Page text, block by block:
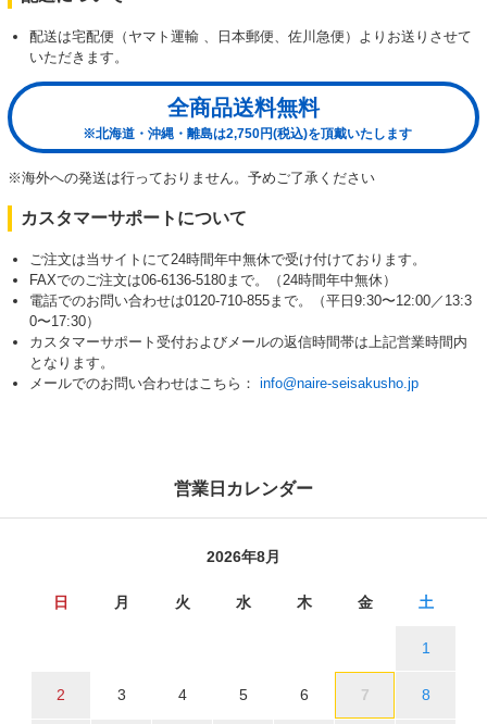
配送は宅配便（ヤマト運輸 、日本郵便、佐川急便）よりお送りさせて
いただきます。
全商品送料無料
※北海道・沖縄・離島は2,750円(税込)を頂戴いたします
※海外への発送は行っておりません。予めご了承ください
カスタマーサポートについて
ご注文は当サイトにて24時間年中無休で受け付けております。
FAXでのご注文は06-6136-5180まで。（24時間年中無休）
電話でのお問い合わせは0120-710-855まで。（平日9:30〜12:00／13:3
0〜17:30）
カスタマーサポート受付およびメールの返信時間帯は上記営業時間内
となります。
メールでのお問い合わせはこちら： info@naire-seisakusho.jp
営業日カレンダー
2026年8月
日 月 火 水 木 金 土
1
2 3 4 5 6 7 8